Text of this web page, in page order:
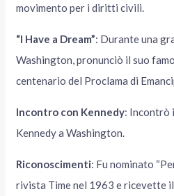
movimento per i diritti civili.
“I Have a Dream”: Durante una
Washington, pronunciò il suo
centenario del Proclama di
Incontro con Kennedy: Incontrò
Kennedy a Washington.
Riconoscimenti: Fu nominato
rivista Time nel 1963 e ricevette